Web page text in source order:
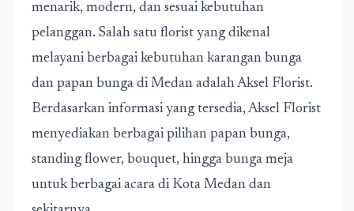
menarik, modern, dan sesuai kebutuhan
pelanggan. Salah satu florist yang dikenal
melayani berbagai kebutuhan karangan bunga
dan papan bunga di Medan adalahAksel Florist.
Berdasarkan informasi yang tersedia, Aksel Florist
menyediakan berbagai pilihan papan bunga,
standing flower, bouquet, hingga bunga meja
untuk berbagai acara di Kota Medan dan